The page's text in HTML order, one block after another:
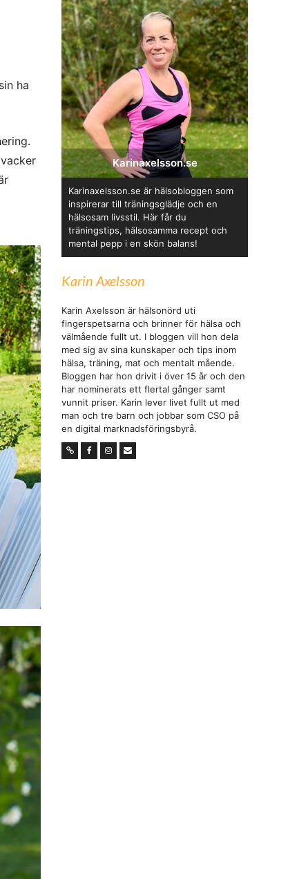
ha
Karinaxelsson.se
Karinaxelsson.se är hälsobloggen som
inspirerar till träningsglädje och en
hälsosam livsstil. Här får du
träningstips, hälsosamma recept och
mental pepp i en skön balans!
Karin Axelsson
Karin Axelsson är hälsonörd uti
fingerspetsarna och brinner för hälsa och
välmående fullt ut. I bloggen vill hon dela
med sig av sina kunskaper och tips inom
hälsa, träning, mat och mentalt mående.
Bloggen har hon drivit i över 15 år och den
har nominerats ett flertal gånger samt
vunnit priser. Karin lever livet fullt ut med
man och tre barn och jobbar som CSO på
en digital marknadsföringsbyrå.